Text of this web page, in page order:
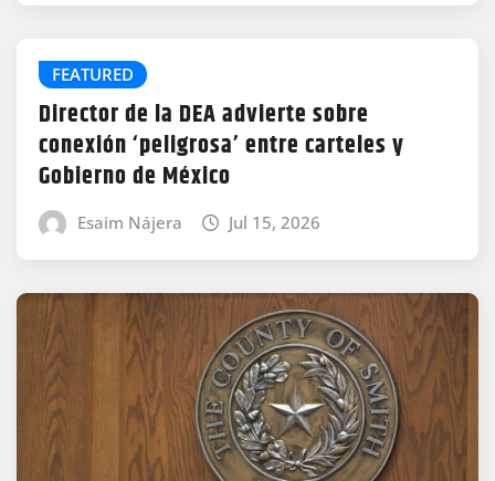
FEATURED
Director de la DEA advierte sobre
conexión ‘peligrosa’ entre carteles y
Gobierno de México
Esaim Nájera Jul 15, 2026